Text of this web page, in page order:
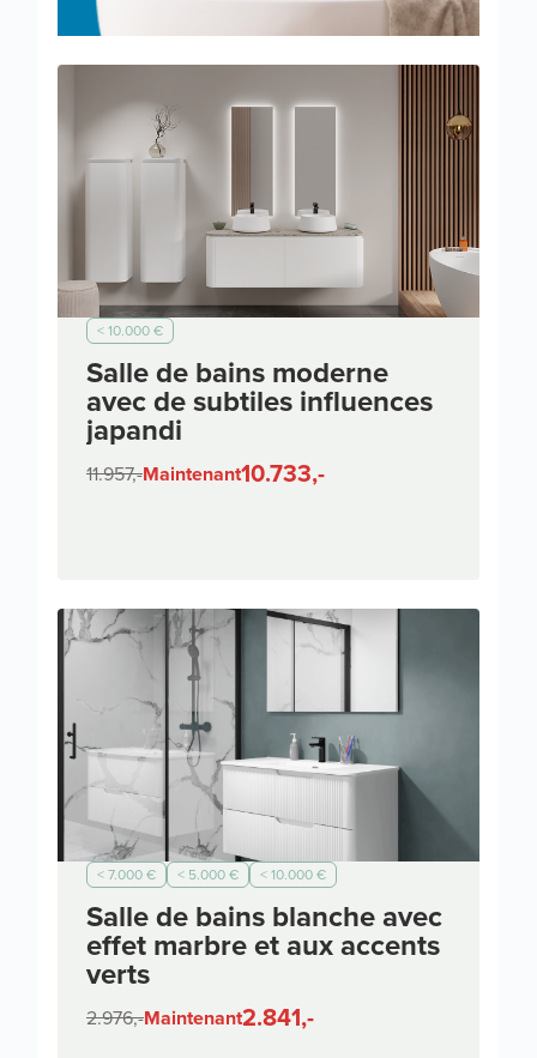
< 10.000 €
Salle de bains moderne
avec de subtiles influences
japandi
11.957,-Maintenant10.733,-
< 7.000 € < 5.000 € < 10.000 €
Salle de bains blanche avec
effet marbre et aux accents
verts
2.976,-Maintenant2.841,-